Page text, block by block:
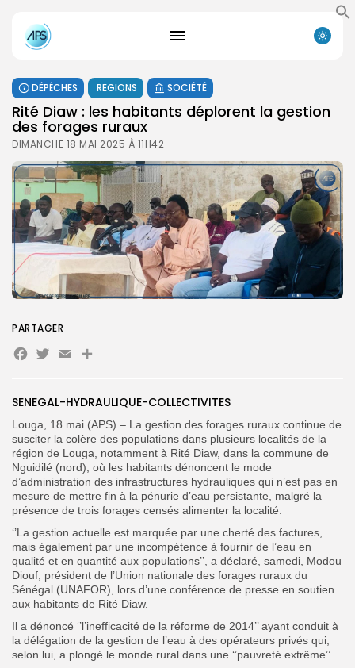
for:
Search
Button
FR
DÉPÊCHES REGIONS SOCIÉTÉ
Rité Diaw : les habitants déplorent la gestion
des forages ruraux
DIMANCHE 18 MAI 2025 À 11H42
SENEGAL-HYDRAULIQUE-COLLECTIVITES
Louga, 18 mai (APS) – La gestion des forages ruraux continue de
susciter la colère des populations dans plusieurs localités de la
région de Louga, notamment à Rité Diaw, dans la commune de
Nguidilé (nord), où les habitants dénoncent le mode
d’administration des infrastructures hydrauliques qui n’est pas en
mesure de mettre fin à la pénurie d’eau persistante, malgré la
présence de trois forages censés alimenter la localité.
‘’La gestion actuelle est marquée par une cherté des factures,
mais également par une incompétence à fournir de l’eau en
qualité et en quantité aux populations’’, a déclaré, samedi, Modou
Diouf, président de l’Union nationale des forages ruraux du
Sénégal (UNAFOR), lors d’une conférence de presse en soutien
aux habitants de Rité Diaw.
Il a dénoncé ‘’l’inefficacité de la réforme de 2014’’ ayant conduit à
la délégation de la gestion de l’eau à des opérateurs privés qui,
selon lui, a plongé le monde rural dans une ‘’pauvreté extrême’’.
PARTAGER
Facebook
Twitter
EmailPartager